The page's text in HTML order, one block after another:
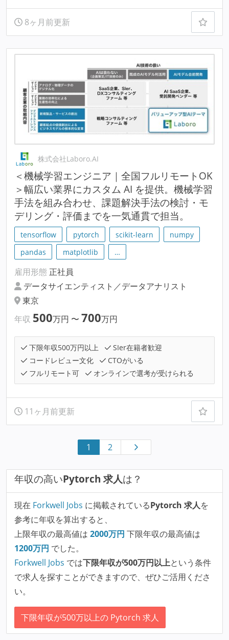
8ヶ月前更新
株式会社Laboro.AI
＜機械学習エンジニア｜全国フルリモートOK
＞幅広い業界にカスタム AI を提供。機械学習
手法を組み合わせ、課題解決手法の検討・モ
デリング・評価までを一気通貫で担当。
tensorflow pytorch scikit-learn
numpy
pandas
matplotlib …
雇用形態 正社員
データサイエンティスト／データアナリスト
東京
年収 500万円 〜 700万円
下限年収500万円以上
SIer在籍者歓迎
コードレビュー文化
CTOがいる
フルリモート可
オンラインで選考が受けられる
11ヶ月前更新
1 2
年収の高いPytorch 求人は？
現在 Forkwell Jobs に掲載されているPytorch 求人を
参考に年収を算出すると、
上限年収の最高値は 2000万円 下限年収の最高値は
1200万円 でした。
Forkwell Jobs では下限年収が500万円以上という条件
で求人を探すことができますので、ぜひご活用くださ
い。
下限年収が500万以上の Pytorch 求人